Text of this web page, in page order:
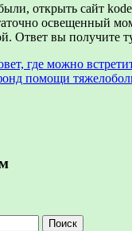
открыть сайт
освещенный
Ответ вы получите
где можно
помощи